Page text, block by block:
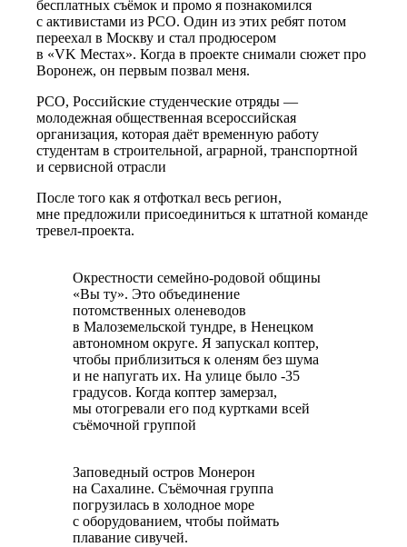
бесплатных съёмок и промо я познакомился
с активистами из РСО. Один из этих ребят потом
переехал в Москву и стал продюсером
в «VK Местах». Когда в проекте снимали сюжет про
Воронеж, он первым позвал меня.
РСО, Российские студенческие отряды —
молодежная общественная всероссийская
организация, которая даёт временную работу
студентам в строительной, аграрной, транспортной
и сервисной отрасли
После того как я отфоткал весь регион,
мне предложили присоединиться к штатной команде
тревел-проекта.
Окрестности семейно-родовой общины
«Вы ту». Это объединение
потомственных оленеводов
в Малоземельской тундре, в Ненецком
автономном округе. Я запускал коптер,
чтобы приблизиться к оленям без шума
и не напугать их. На улице было -35
градусов. Когда коптер замерзал,
мы отогревали его под куртками всей
съёмочной группой
Заповедный остров Монерон
на Сахалине. Съёмочная группа
погрузилась в холодное море
с оборудованием, чтобы поймать
плавание сивучей.